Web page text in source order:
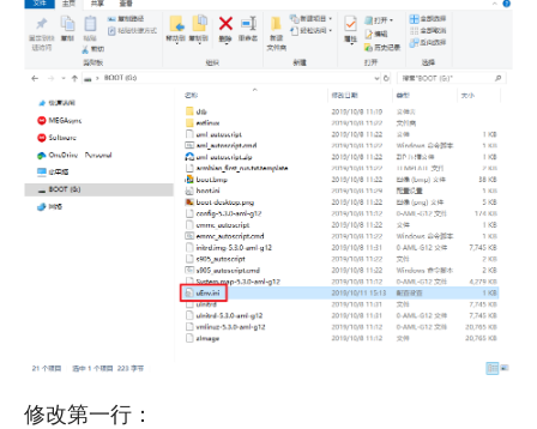
修改第一行：